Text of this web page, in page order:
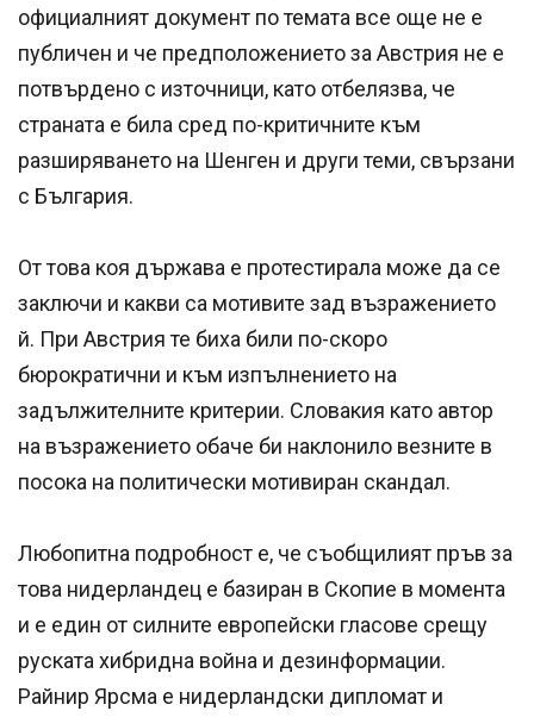
официалният документ по темата все още не е
публичен и че предположението за Австрия не е
потвърдено с източници, като отбелязва, че
страната е била сред по-критичните към
разширяването на Шенген и други теми, свързани
с България.
От това коя държава е протестирала може да се
заключи и какви са мотивите зад възражението
й. При Австрия те биха били по-скоро
бюрократични и към изпълнението на
задължителните критерии. Словакия като автор
на възражението обаче би наклонило везните в
посока на политически мотивиран скандал.
Любопитна подробност е, че съобщилият пръв за
това нидерландец е базиран в Скопие в момента
и е един от силните европейски гласове срещу
руската хибридна война и дезинформации.
Райнир Ярсма е нидерландски дипломат и